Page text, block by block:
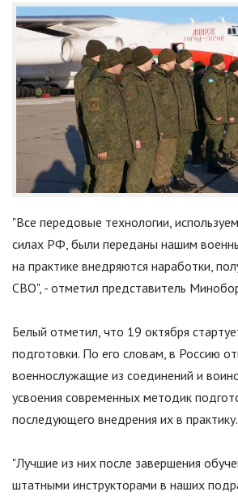
"Все передовые технологии,
силах РФ, были переданы нашим
на практике внедряются наработки,
СВО", - отметил представитель
Белый отметил, что 19 октября
подготовки. По его словам, в Россию
военнослужащие из соединений и
усвоения современных методик
последующего внедрения их в практику.
"Лучшие из них после завершения
штатными инструкторами в наших